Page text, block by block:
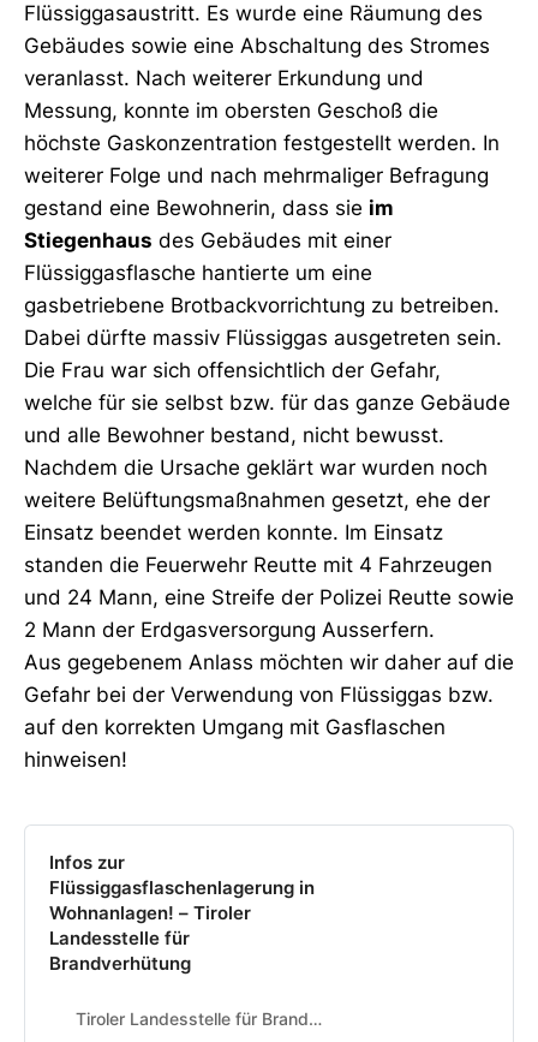
Flüssiggasaustritt. Es wurde eine Räumung des
Gebäudes sowie eine Abschaltung des Stromes
veranlasst. Nach weiterer Erkundung und
Messung, konnte im obersten Geschoß die
höchste Gaskonzentration festgestellt werden. In
weiterer Folge und nach mehrmaliger Befragung
gestand eine Bewohnerin, dass sie im
Stiegenhaus des Gebäudes mit einer
Flüssiggasflasche hantierte um eine
gasbetriebene Brotbackvorrichtung zu betreiben.
Dabei dürfte massiv Flüssiggas ausgetreten sein.
Die Frau war sich offensichtlich der Gefahr,
welche für sie selbst bzw. für das ganze Gebäude
und alle Bewohner bestand, nicht bewusst.
Nachdem die Ursache geklärt war wurden noch
weitere Belüftungsmaßnahmen gesetzt, ehe der
Einsatz beendet werden konnte. Im Einsatz
standen die Feuerwehr Reutte mit 4 Fahrzeugen
und 24 Mann, eine Streife der Polizei Reutte sowie
2 Mann der Erdgasversorgung Ausserfern.
Aus gegebenem Anlass möchten wir daher auf die
Gefahr bei der Verwendung von Flüssiggas bzw.
auf den korrekten Umgang mit Gasflaschen
hinweisen!
Infos zur
Flüssiggasflaschenlagerung in
Wohnanlagen! – Tiroler
Landesstelle für
Brandverhütung
Tiroler Landesstelle für Brandverhütung